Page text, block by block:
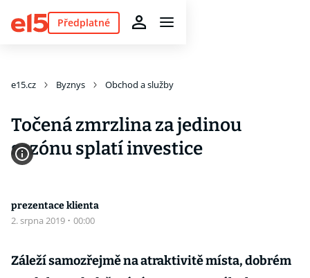
Předplatné
e15.cz Byznys Obchod a služby
Točená zmrzlina za jedinou
sezónu splatí investice
prezentace klienta
2. srpna 2019 · 00:00
Záleží samozřejmě na atraktivitě místa, dobrém